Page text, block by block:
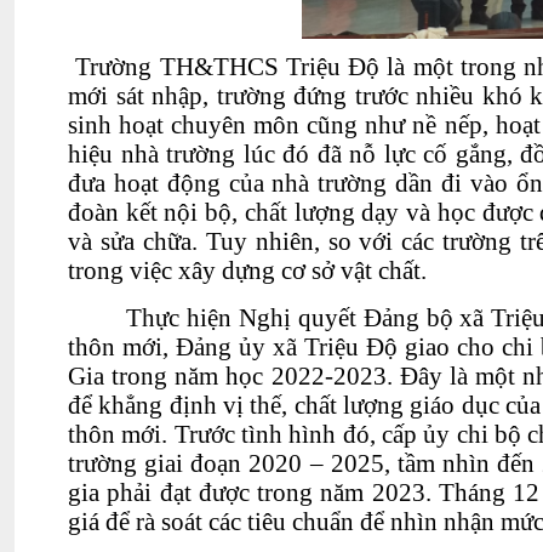
Trường TH&THCS Triệu Độ là một trong
mới sát nhập, trường đứng trước nhiều khó
sinh hoạt chuyên môn cũng như nề nếp,
hiệu nhà trường lúc đó đã nỗ lực cố gắng,
đưa hoạt động của nhà trường dần đi vào
đoàn kết nội bộ, chất lượng dạy và học
và sửa chữa. Tuy nhiên, so với các trường
trong việc xây dựng cơ sở vật chất.
Thực hiện Nghị quyết Đảng bộ xã
thôn mới, Đảng ủy xã Triệu Độ giao cho
Gia trong năm học 2022-2023. Đây là một
để khẳng định vị thế, chất lượng giáo dục
thôn mới. Trước tình hình đó, cấp ủy chi bộ
trường giai đoạn 2020 – 2025, tầm nhìn
gia phải đạt được trong năm 2023. Tháng
giá để rà soát các tiêu chuẩn để nhìn nhận